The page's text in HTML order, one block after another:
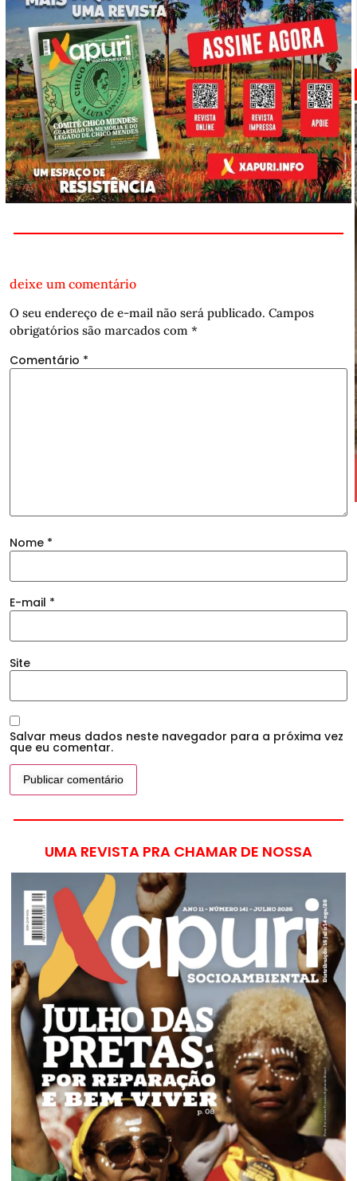
deixe um comentário
O seu endereço de e-mail não será publicado. Campos
obrigatórios são marcados com *
Comentário *
Nome *
E-mail *
Site
Salvar meus dados neste navegador para a próxima vez
que eu comentar.
UMA REVISTA PRA CHAMAR DE NOSSA